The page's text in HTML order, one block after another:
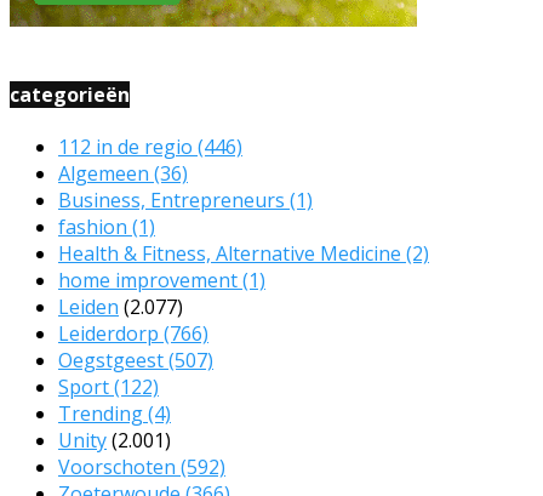
categorieën
112 in de regio (446)
Algemeen (36)
Business, Entrepreneurs (1)
fashion (1)
Health & Fitness, Alternative Medicine (2)
home improvement(1)
Leiden (2.077)
Leiderdorp (766)
Oegstgeest(507)
Sport(122)
Trending(4)
Unity(2.001)
Voorschoten (592)